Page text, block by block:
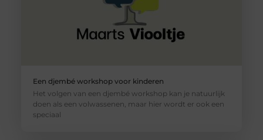
Een djembé workshop voor kinderen
Het volgen van een djembé workshop kan je natuurlijk
doen als een volwassenen, maar hier wordt er ook een
speciaal